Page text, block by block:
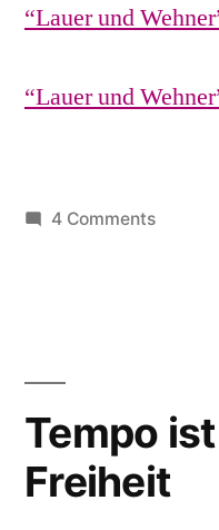
“Lauer und
“Lauer und
4 Commentson
G.,
die
Tempo
Freiheit